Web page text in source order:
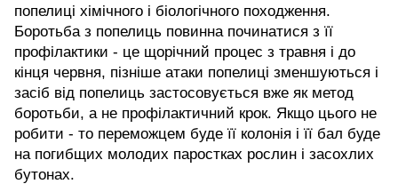
попелиці хімічного і біологічного походження.
Боротьба з попелиць повинна починатися з її
профілактики - це щорічний процес з травня і до
кінця червня, пізніше атаки попелиці зменшуються і
засіб від попелиць застосовується вже як метод
боротьби, а не профілактичний крок. Якщо цього не
робити - то переможцем буде її колонія і її бал буде
на погибщих молодих паростках рослин і засохлих
бутонах.